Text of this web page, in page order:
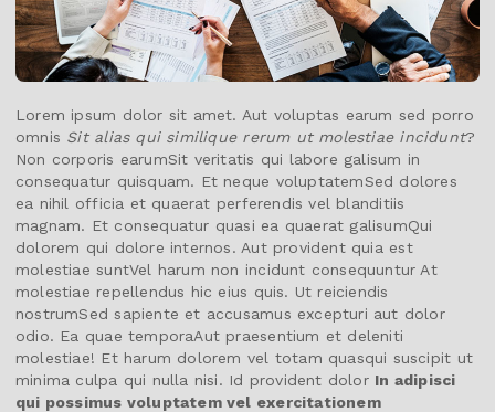
Lorem ipsum dolor sit amet. Aut voluptas earum sed porro
omnis Sit alias qui similique rerum ut molestiae incidunt?
Non corporis earumSit veritatis qui labore galisum in
consequatur quisquam. Et neque voluptatemSed dolores
ea nihil officia et quaerat perferendis vel blanditiis
magnam. Et consequatur quasi ea quaerat galisumQui
dolorem qui dolore internos. Aut provident quia est
molestiae suntVel harum non incidunt consequuntur At
molestiae repellendus hic eius quis. Ut reiciendis
nostrumSed sapiente et accusamus excepturi aut dolor
odio. Ea quae temporaAut praesentium et deleniti
molestiae! Et harum dolorem vel totam quasqui suscipit ut
minima culpa qui nulla nisi. Id provident dolor In adipisci
qui possimus voluptatem vel exercitationem